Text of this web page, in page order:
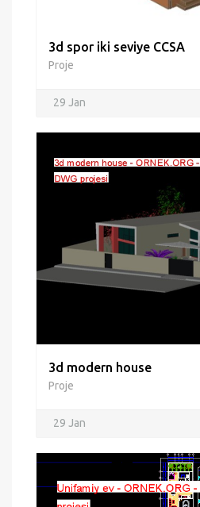
3d spor iki seviye CCSA
Proje
29 Jan
3d modern house
Proje
29 Jan